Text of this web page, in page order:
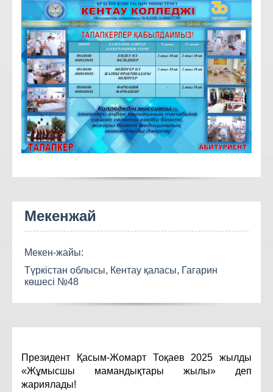
Мекенжай
Мекен-жайы:
Түркістан облысы, Кентау қаласы, Гагарин
көшесі №48
Президент Қасым-Жомарт Тоқаев 2025 жылды
«Жұмысшы мамандықтары жылы» деп
жариялады!